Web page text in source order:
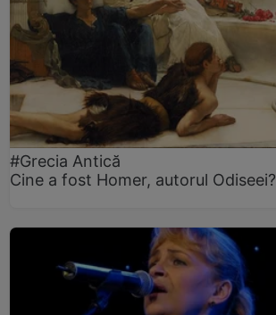
#Grecia Antică
Cine a fost Homer, autorul Odiseei?